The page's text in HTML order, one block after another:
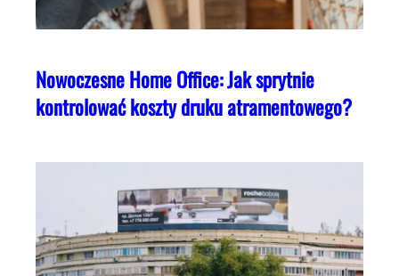
Nowoczesne Home Office: Jak sprytnie
kontrolować koszty druku atramentowego?